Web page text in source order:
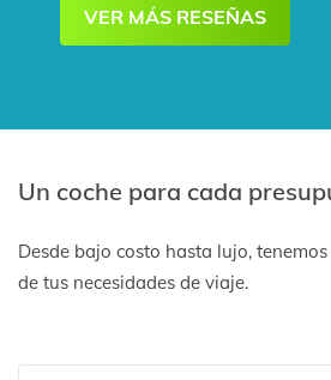
VER MÁS RESEÑAS
Un coche para cada
Desde bajo costo hasta lujo,
de tus necesidades de viaje.